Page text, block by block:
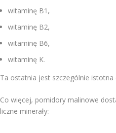
witaminę B1,
witaminę B2,
witaminę B6,
witaminę K.
Ta ostatnia jest szczególnie
Co więcej, pomidory malinowe
liczne minerały: